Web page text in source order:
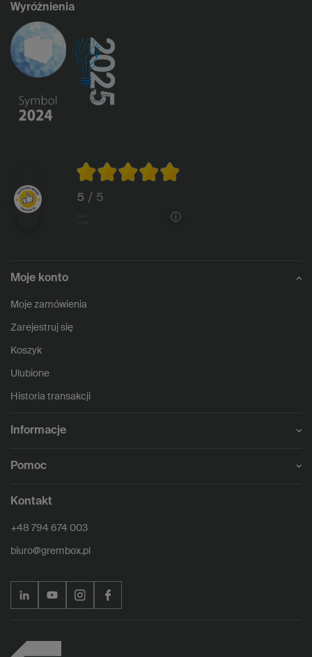
Wyróżnienia
5 / 5
Moje konto
Moje zamówienia
Zarejestruj się
Koszyk
Ulubione
Historia transakcji
Informacje
Pomoc
Kontakt
+48 794 674 003
biuro@grembox.pl